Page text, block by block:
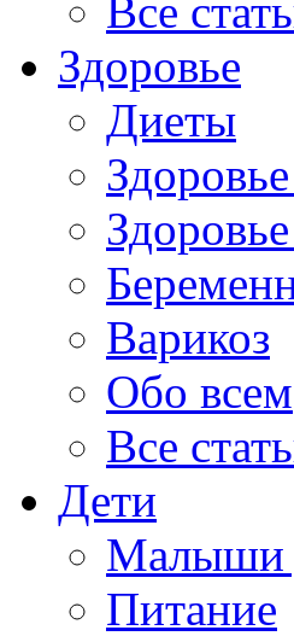
Все
Здоровье
Диеты
Варикоз
Обо всем
Все
Дети
Малыши
Питание